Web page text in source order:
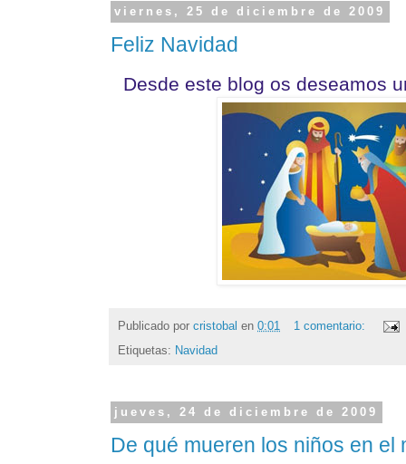
viernes, 25 de diciembre de 2009
Feliz Navidad
Desde este blog os deseamos
Publicado por cristobal en 0:01
1 comentario:
Etiquetas: Navidad
jueves, 24 de diciembre de 2009
De qué mueren los niños en el